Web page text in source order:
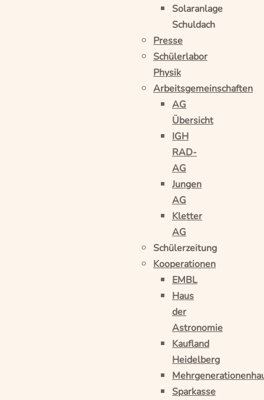
Solaranlage
Schuldach
Presse
Schülerlabor
Physik
Arbeitsgemeinschaften
AG
Übersicht
IGH
RAD-
AG
Jungen
AG
Kletter
AG
Schülerzeitung
Kooperationen
EMBL
Haus
der
Astronomie
Kaufland
Heidelberg
Sparkasse